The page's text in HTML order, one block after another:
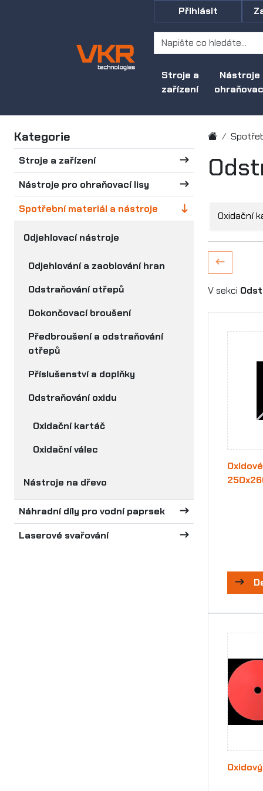
Stroje a
zařízení
Nástroje
Přihlásit
Kategorie
Stroje a zařízení
Nástroje pro ohraňovací lisy
Spotřební materiál a nástroje
Odjehlovací nástroje
Odjehlování a zaoblování hran
Odstraňování otřepů
Dokončovací broušení
Předbroušení a odstraňování
otřepů
Příslušenství a doplňky
Odstraňování oxidu
Oxidační kartáč
Oxidační válec
Nástroje na dřevo
Náhradní díly pro vodní paprsek
Laserové svařování
Oxidační
V sekci